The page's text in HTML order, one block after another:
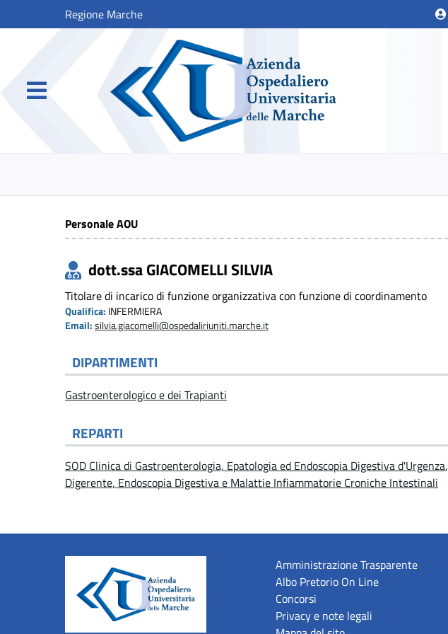
Regione Marche
Personale AOU
dott.ssa GIACOMELLI SILVIA
Titolare di incarico di funzione organizzativa con funzione di coordinamento
Qualifica: INFERMIERA
Email: silvia.giacomelli@ospedaliriuniti.marche.it
DIPARTIMENTI
Gastroenterologico e dei Trapianti
REPARTI
SOD Clinica di Gastroenterologia, Epatologia ed Endoscopia Digestiva d'Urgenza,
Digerente, Endoscopia Digestiva e Malattie Infiammatorie Croniche Intestinali
Amministrazione Trasparente
Albo Pretorio On Line
Concorsi
Privacy e note legali